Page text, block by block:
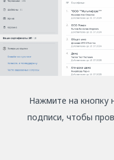
Нажмите на кнопку
подписи, чтобы